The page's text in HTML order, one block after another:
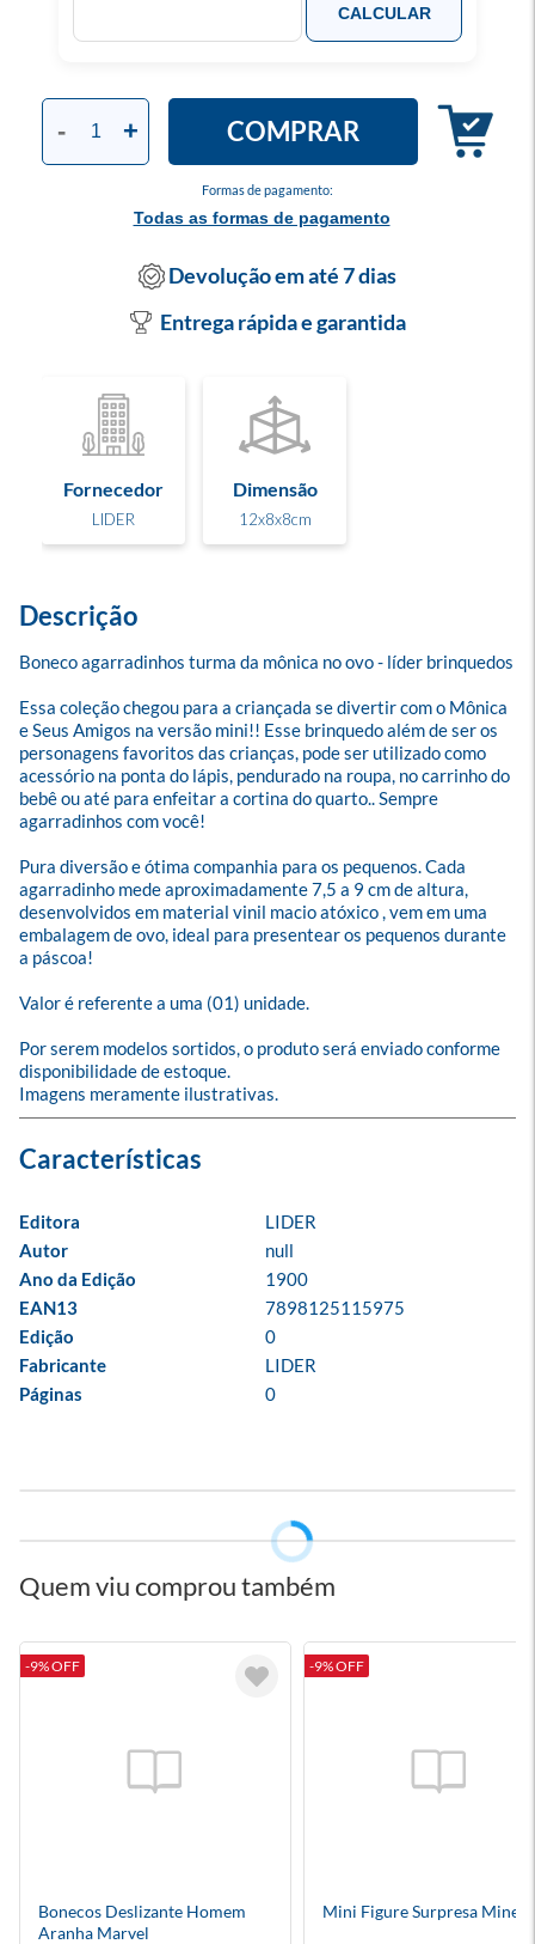
Formas de pagamento:
Todas as formas de pagamento
- + COMPRAR
CALCULAR
Devolução em até 7 dias
Entrega rápida e garantida
Fornecedor
LIDER
Dimensão
12x8x8cm
Descrição
Boneco agarradinhos turma da mônica no ovo - líder brinquedos
Essa coleção chegou para a criançada se divertir com o Mônica
e Seus Amigos na versão mini!! Esse brinquedo além de ser os
personagens favoritos das crianças, pode ser utilizado como
acessório na ponta do lápis, pendurado na roupa, no carrinho do
bebê ou até para enfeitar a cortina do quarto.. Sempre
agarradinhos com você!
Pura diversão e ótima companhia para os pequenos. Cada
agarradinho mede aproximadamente 7,5 a 9 cm de altura,
desenvolvidos em material vinil macio atóxico , vem em uma
embalagem de ovo, ideal para presentear os pequenos durante
a páscoa!
Valor é referente a uma (01) unidade.
Por serem modelos sortidos, o produto será enviado conforme
disponibilidade de estoque.
Imagens meramente ilustrativas.
Editora
LIDER
Autor
null
Ano da Edição
1900
EAN13
7898125115975
Edição
0
Fabricante
LIDER
Páginas
0
Quem viu comprou também
-9% OFF
Bonecos Deslizante Homem
Aranha Marvel
-9% OFF
Mini Figure Surpresa